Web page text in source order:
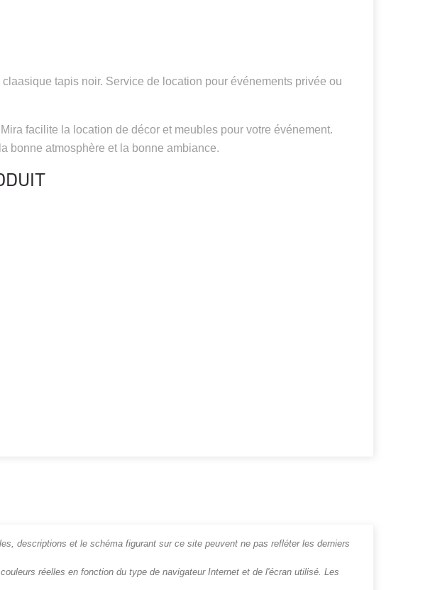
tapis noir. Service de location pour événements privée ou
facilite la location de décor et meubles pour votre événement.
bonne atmosphère et la bonne ambiance.
descriptions et le schéma figurant sur ce site peuvent ne pas refléter les derniers
réelles en fonction du type de navigateur Internet et de l'écran utilisé. Les